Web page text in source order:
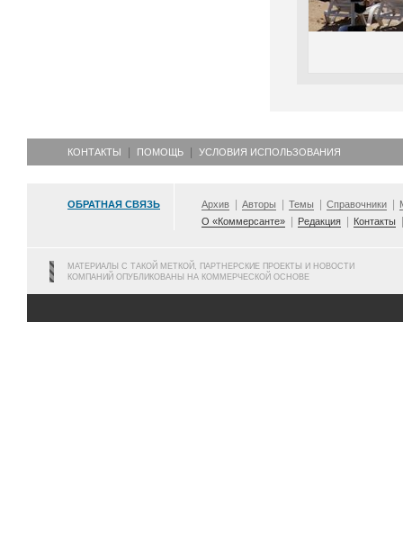
КОНТАКТЫ ПОМОЩЬ УСЛОВИЯ ИСПОЛЬЗОВАНИЯ
ОБРАТНАЯ СВЯЗЬ Архив Авторы Темы Справочники
О «Коммерсанте»
Редакция Контакты
МАТЕРИАЛЫ С ТАКОЙ МЕТКОЙ, ПАРТНЕРСКИЕ ПРОЕКТЫ И НОВОСТИ
КОМПАНИЙ ОПУБЛИКОВАНЫ НА КОММЕРЧЕСКОЙ ОСНОВЕ